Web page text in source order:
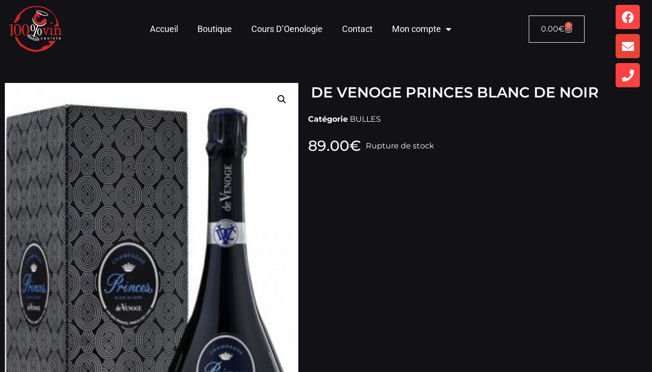
Accueil Boutique Cours D’Oenologie Contact Mon compte 0.00€ 0
DE VENOGE PRINCES BLANC DE NOIR
Catégorie BULLES
89.00€ Rupture de stock